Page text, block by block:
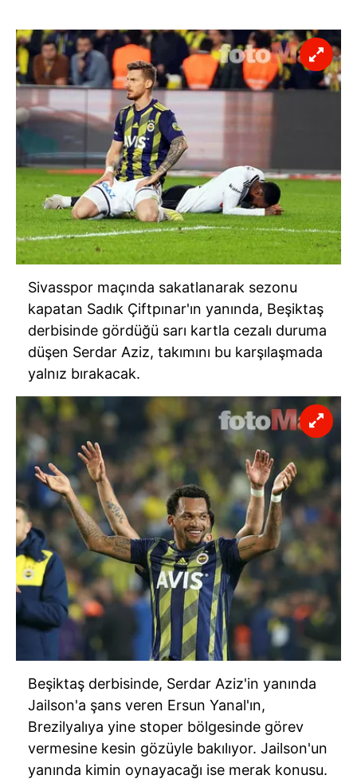
Sivasspor maçında sakatlanarak sezonu
kapatan Sadık Çiftpınar'ın yanında, Beşiktaş
derbisinde gördüğü sarı kartla cezalı duruma
düşen Serdar Aziz, takımını bu karşılaşmada
yalnız bırakacak.
Beşiktaş derbisinde, Serdar Aziz'in yanında
Jailson'a şans veren Ersun Yanal'ın,
Brezilyalıya yine stoper bölgesinde görev
vermesine kesin gözüyle bakılıyor. Jailson'un
yanında kimin oynayacağı ise merak konusu.